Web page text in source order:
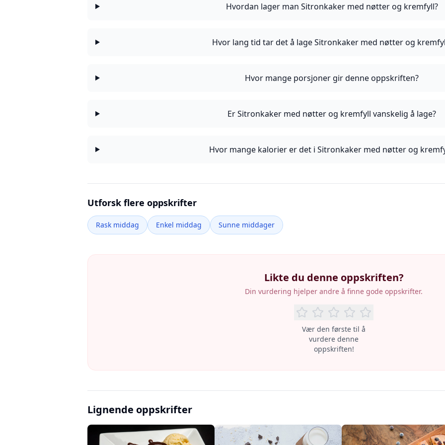
Hvordan lager man Sitronkaker med nøtter og kremfyll?
Hvor lang tid tar det å lage Sitronkaker med nøtter og
Hvor mange porsjoner gir denne oppskriften?
Er Sitronkaker med nøtter og kremfyll vanskelig å lage?
Hvor mange kalorier er det i Sitronkaker med nøtter og
Utforsk flere oppskrifter
Rask middag Enkel middag Sunne middager
Likte du denne oppskriften?
Din vurdering hjelper andre å finne gode oppskrifter.
Vær den første til å
vurdere denne
oppskriften!
Lignende oppskrifter